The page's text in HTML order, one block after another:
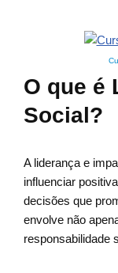
O que é
Social?
A liderança e
influenciar
decisões que
envolve não
responsabilidade